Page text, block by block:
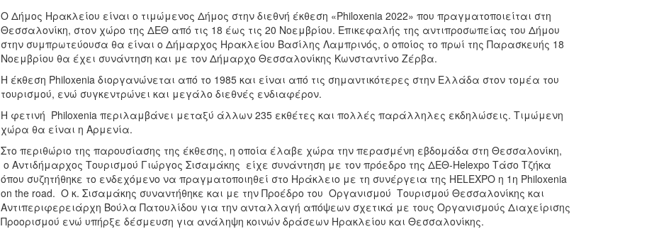
Ο Δήμος Ηρακλείου είναι ο τιμώμενος Δήμος στην διεθνή έκθεση «Philoxenia 2022» που πραγματοποιείται στη
Θεσσαλονίκη, στον χώρο της ΔΕΘ από τις 18 έως τις 20 Νοεμβρίου. Επικεφαλής της αντιπροσωπείας του Δήμου
στην συμπρωτεύουσα θα είναι ο Δήμαρχος Ηρακλείου Βασίλης Λαμπρινός, ο οποίος το πρωί της Παρασκευής 18
Νοεμβρίου θα έχει συνάντηση και με τον Δήμαρχο Θεσσαλονίκης Κωνσταντίνο Ζέρβα.
Η έκθεση Philoxenia διοργανώνεται από το 1985 και είναι από τις σημαντικότερες στην Ελλάδα στον τομέα του
τουρισμού, ενώ συγκεντρώνει και μεγάλο διεθνές ενδιαφέρον.
Η φετινή Philoxenia περιλαμβάνει μεταξύ άλλων 235 εκθέτες και πολλές παράλληλες εκδηλώσεις. Τιμώμενη
χώρα θα είναι η Αρμενία.
Στο περιθώριο της παρουσίασης της έκθεσης, η οποία έλαβε χώρα την περασμένη εβδομάδα στη Θεσσαλονίκη,
ο Αντιδήμαρχος Τουρισμού Γιώργος Σισαμάκης είχε συνάντηση με τον πρόεδρο της ΔΕΘ-Helexpo Τάσο Τζήκα
όπου συζητήθηκε το ενδεχόμενο να πραγματοποιηθεί στο Ηράκλειο με τη συνέργεια της HELEXPO η 1η Philoxenia
on the road. Ο κ. Σισαμάκης συναντήθηκε και με την Προέδρο του Οργανισμού Τουρισμού Θεσσαλονίκης και
Αντιπεριφερειάρχη Βούλα Πατουλίδου για την ανταλλαγή απόψεων σχετικά με τους Οργανισμούς Διαχείρισης
Προορισμού ενώ υπήρξε δέσμευση για ανάληψη κοινών δράσεων Ηρακλείου και Θεσσαλονίκης.